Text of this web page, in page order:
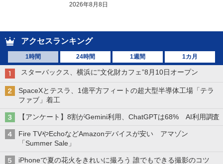
2026年8月8日
アクセスランキング
1時間 24時間 1週間 1カ月
スターバックス、横浜に“文化財カフェ”8月10日オープン
SpaceXとテスラ、1億平方フィートの超大型半導体工場「テラ
ファブ」着工
【アンケート】8割がGemini利用、ChatGPTは68% AI利用調査
Fire TVやEchoなどAmazonデバイスが安い アマゾン
「Summer Sale」
iPhoneで夏の花火をきれいに撮ろう 誰でもできる撮影のコツ